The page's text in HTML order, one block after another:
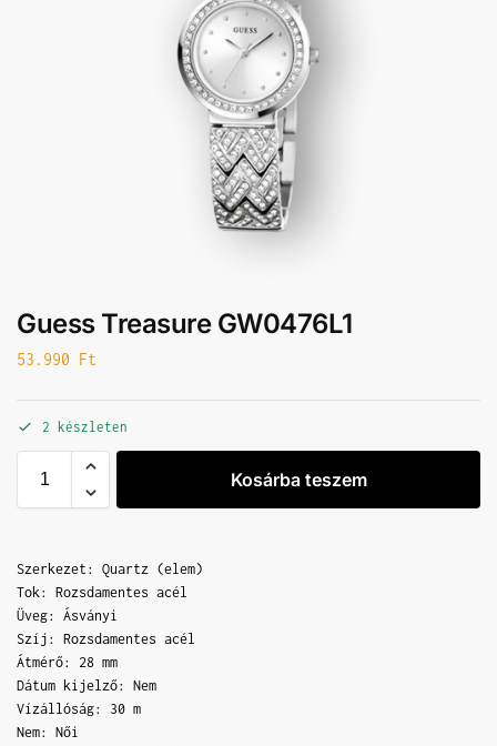
Guess Treasure GW0476L1
53.990 Ft
2 készleten
Kosárba teszem
Szerkezet: Quartz (elem)
Tok: Rozsdamentes acél
Üveg: Ásványi
Szíj: Rozsdamentes acél
Átmérő: 28 mm
Dátum kijelző: Nem
Vízállóság: 30 m
Nem: Női